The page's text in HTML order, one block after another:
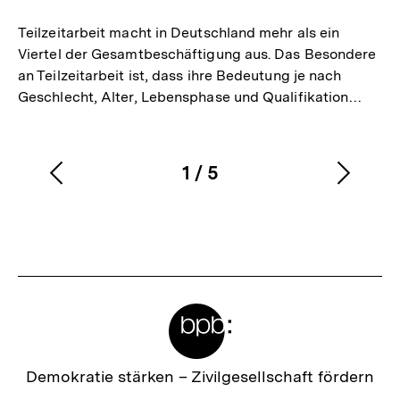
Teilzeitarbeit macht in Deutschland mehr als ein
Viertel der Gesamtbeschäftigung aus. Das Besondere
an Teilzeitarbeit ist, dass ihre Bedeutung je nach
Geschlecht, Alter, Lebensphase und Qualifikation…
Karussellinhalt
1
von
/ 5
Vorherigen
Zur
Demokratie stärken – Zivilgesellschaft fördern